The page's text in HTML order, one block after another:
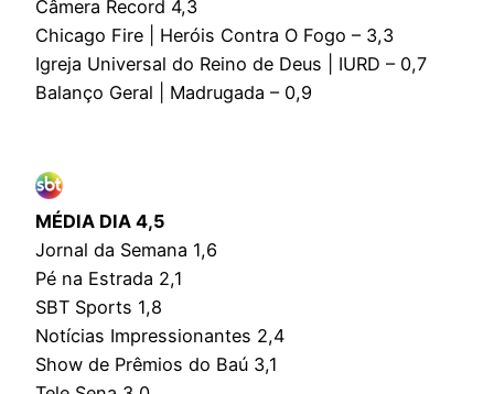
Câmera Record 4,3
Chicago Fire | Heróis Contra O Fogo – 3,3
Igreja Universal do Reino de Deus | IURD – 0,7
Balanço Geral | Madrugada – 0,9
MÉDIA DIA 4,5
Jornal da Semana 1,6
Pé na Estrada 2,1
SBT Sports 1,8
Notícias Impressionantes 2,4
Show de Prêmios do Baú 3,1